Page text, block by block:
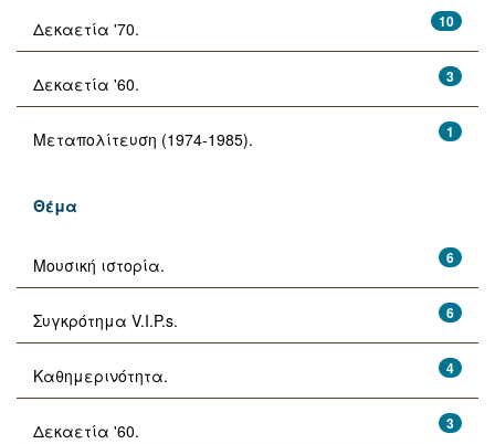
10
Δεκαετία '70.
3
Δεκαετία '60.
1
Μεταπολίτευση (1974-1985).
Θέμα
6
Μουσική ιστορία.
6
Συγκρότημα V.I.P.s.
4
Καθημερινότητα.
3
Δεκαετία '60.